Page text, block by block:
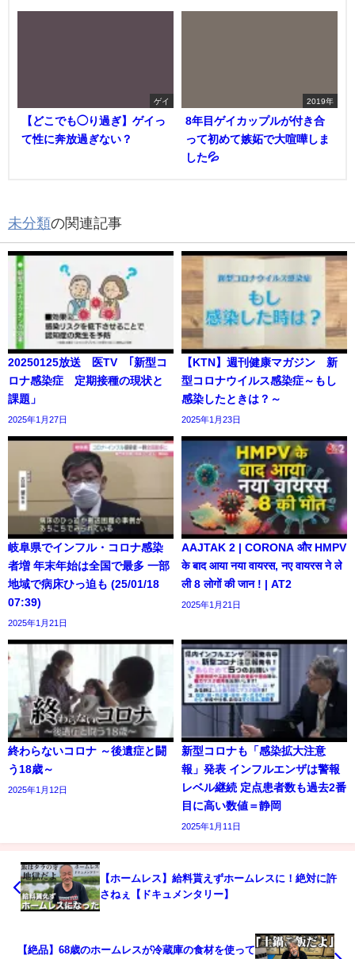
ゲイ
【どこでも◯り過ぎ】ゲイっ
て性に奔放過ぎない？
2019年
8年目ゲイカップルが付き合
って初めて嫉妬で大喧嘩しま
した💦
未分類の関連記事
20250125放送 医TV ｢新型コ
ロナ感染症 定期接種の現状と
課題」
2025年1月27日
【KTN】週刊健康マガジン 新
型コロナウイルス感染症～もし
感染したときは？～
2025年1月23日
岐阜県でインフル・コロナ感染
者増 年末年始は全国で最多 一部
地域で病床ひっ迫も (25/01/18
07:39)
2025年1月21日
AAJTAK 2 | CORONA और HMPV
के बाद आया नया वायरस, नए वायरस ने ले
ली 8 लोगों की जान ! | AT2
2025年1月21日
終わらないコロナ ～後遺症と闘
う18歳～
2025年1月12日
新型コロナも「感染拡大注意
報」発表 インフルエンザは警報
レベル継続 定点患者数も過去2番
目に高い数値＝静岡
2025年1月11日
【ホームレス】給料貰えずホームレスに！絶対に許
さねぇ【ドキュメンタリー】
【絶品】68歳のホームレスが冷蔵庫の食材を使って